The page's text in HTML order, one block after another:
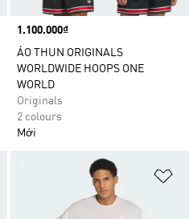
Price
1.100.000₫
ÁO THUN ORIGINALS
WORLDWIDE HOOPS ONE
WORLD
Originals
2 colours
Mới